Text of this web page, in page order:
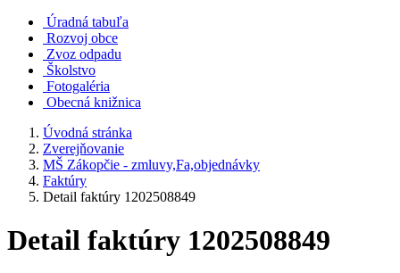
Úradná tabuľa
Rozvoj obce
Zvoz odpadu
Školstvo
Fotogaléria
Obecná knižnica
Úvodná stránka
Zverejňovanie
MŠ Zákopčie - zmluvy,Fa,objednávky
Faktúry
Detail faktúry 1202508849
Detail faktúry 1202508849